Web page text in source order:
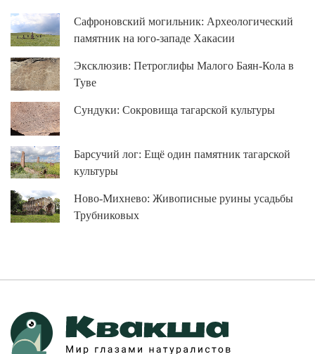
Сафроновский могильник: Археологический
памятник на юго-западе Хакасии
Эксклюзив: Петроглифы Малого Баян-Кола в
Туве
Сундуки: Сокровища тагарской культуры
Барсучий лог: Ещё один памятник тагарской
культуры
Ново-Михнево: Живописные руины усадьбы
Трубниковых